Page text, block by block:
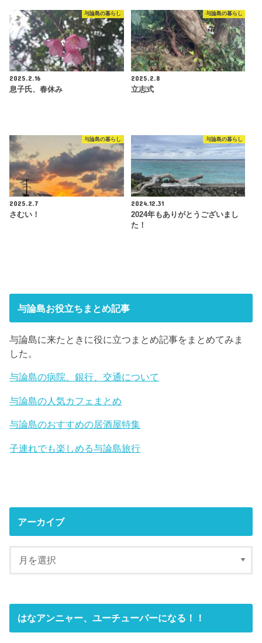
与論島の暮らし
2025.2.16
息子氏、春休み
与論島の暮らし
2025.2.8
立志式
与論島の暮らし
2025.2.7
さむい！
与論島の暮らし
2024.12.31
2024年もありがとうございまし
た！
与論島お役立ちまとめ記事
与論島に来たときに役に立つまとめ記事をまとめてみま
した。
与論島の病院、銀行、交通について
与論島の人気カフェまとめ
与論島のおすすめの居酒屋特集
子連れでも楽しめる与論島旅行
アーカイブ
はなアンニャー、ユーチューバーになる！！